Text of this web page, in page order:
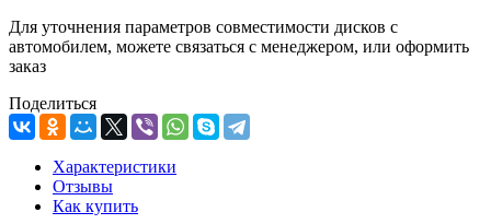
Для уточнения параметров совместимости дисков с
автомобилем, можете связаться с менеджером, или оформить
заказ
Поделиться
Характеристики
Отзывы
Как купить